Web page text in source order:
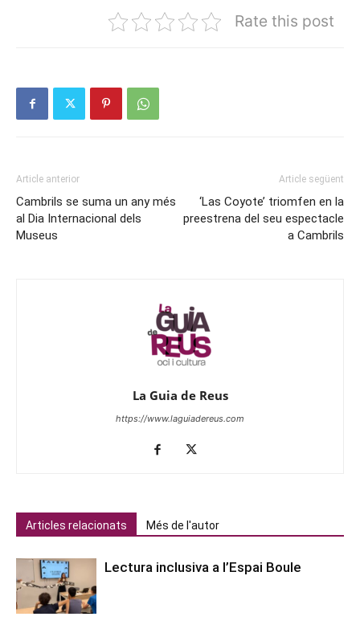
Rate this post
Article anterior
Cambrils se suma un any més
al Dia Internacional dels
Museus
Article següent
‘Las Coyote’ triomfen en la
preestrena del seu espectacle
a Cambrils
La Guia de Reus
https://www.laguiadereus.com
Articles relacionats Més de l'autor
Lectura inclusiva a l’Espai Boule